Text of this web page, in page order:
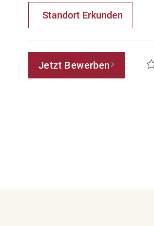
Standort Erkunden
Jetzt Bewerben